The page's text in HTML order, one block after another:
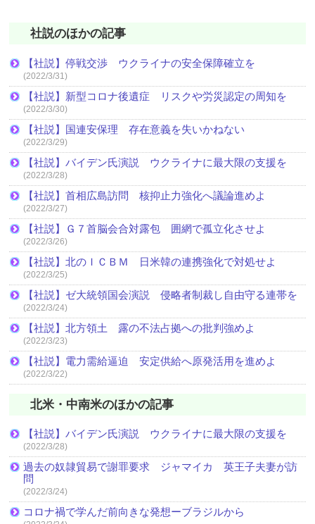
社説のほかの記事
【社説】停戦交渉 ウクライナの安全保障確立を
(2022/3/31)
【社説】新型コロナ後遺症 リスクや労災認定の周知を
(2022/3/30)
【社説】国連安保理 存在意義を失いかねない
(2022/3/29)
【社説】バイデン氏演説 ウクライナに最大限の支援を
(2022/3/28)
【社説】首相広島訪問 核抑止力強化へ議論進めよ
(2022/3/27)
【社説】Ｇ７首脳会合対露包 囲網で孤立化させよ
(2022/3/26)
【社説】北のＩＣＢＭ 日米韓の連携強化で対処せよ
(2022/3/25)
【社説】ゼ大統領国会演説 侵略者制裁し自由守る連帯を
(2022/3/24)
【社説】北方領土 露の不法占拠への批判強めよ
(2022/3/23)
【社説】電力需給逼迫 安定供給へ原発活用を進めよ
(2022/3/22)
北米・中南米のほかの記事
【社説】バイデン氏演説 ウクライナに最大限の支援を
(2022/3/28)
過去の奴隷貿易で謝罪要求 ジャマイカ 英王子夫妻が訪
問
(2022/3/24)
コロナ禍で学んだ前向きな発想ーブラジルから